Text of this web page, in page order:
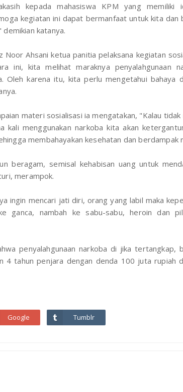
kepada mahasiswa KPM yang memiliki
kegiatan ini dapat bermanfaat untuk kita dan
katanya.
Noor Ahsani ketua panitia pelaksana kegiatan
ini, kita melihat maraknya penyalahgunaan
Oleh karena itu, kita perlu mengetahui bahaya
materi sosialisasi ia mengatakan, "Kalau tidak
kali menggunakan narkoba kita akan
membahayakan kesehatan dan berdampak
beragam, semisal kehabisan uang untuk
merampok.
ingin mencari jati diri, orang yang labil maka
ganca, nambah ke sabu-sabu, heroin dan
penyalahgunaan narkoba di jika tertangkap,
4 tahun penjara dengan denda 100 juta rupiah
Google Tumblr